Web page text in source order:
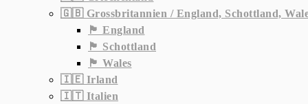
🇬🇧 Grossbritannien / England, Schottland,
🏴󠁧󠁢󠁥󠁮󠁧󠁿 England
🏴󠁧󠁢󠁳󠁣󠁴󠁿 Schottland
🏴󠁧󠁢󠁷󠁬󠁳󠁿 Wales
🇮🇪 Irland
🇮🇹 Italien